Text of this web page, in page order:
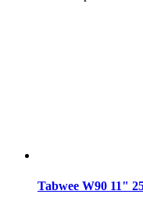
Tabwee W90 11"